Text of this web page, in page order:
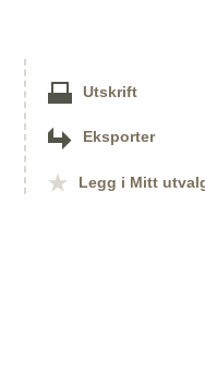
Utskrift
Eksporter
Legg i Mitt